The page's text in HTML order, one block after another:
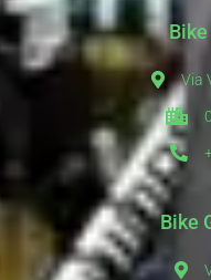
Via
Bike